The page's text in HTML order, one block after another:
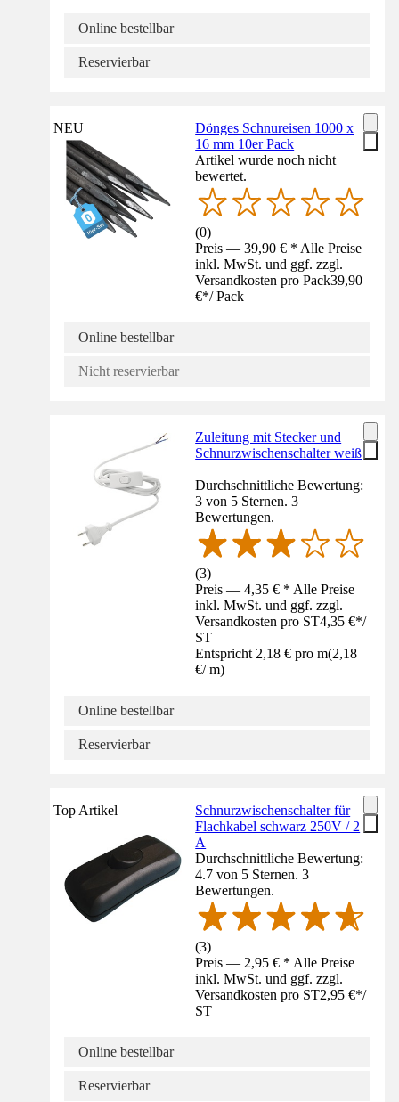
Online bestellbar
Reservierbar
NEU
Dönges Schnureisen 1000 x
16 mm 10er Pack
Artikel wurde noch nicht
bewertet.
(0)
Preis — 39,90 € * Alle Preise
inkl. MwSt. und ggf. zzgl.
Versandkosten pro Pack39,90
€*/ Pack
Online bestellbar
Nicht reservierbar
Zuleitung mit Stecker und
Schnurzwischenschalter weiß
Durchschnittliche Bewertung:
3 von 5 Sternen. 3
Bewertungen.
(3)
Preis — 4,35 € * Alle Preise
inkl. MwSt. und ggf. zzgl.
Versandkosten pro ST4,35 €*/
ST
Entspricht 2,18 € pro m(2,18
€/ m)
Online bestellbar
Reservierbar
Top Artikel
Schnurzwischenschalter für
Flachkabel schwarz 250V / 2
A
Durchschnittliche Bewertung:
4.7 von 5 Sternen. 3
Bewertungen.
(3)
Preis — 2,95 € * Alle Preise
inkl. MwSt. und ggf. zzgl.
Versandkosten pro ST2,95 €*/
ST
Online bestellbar
Reservierbar